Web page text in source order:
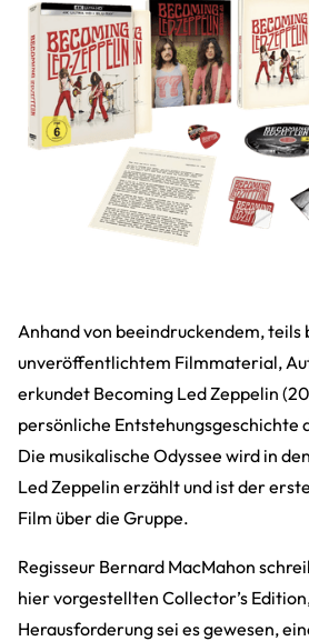
Anhand von beeindruckendem, teils
unveröffentlichtem Filmmaterial,
erkundet Becoming Led Zeppelin
persönliche Entstehungsgeschichte
Die musikalische Odyssee wird in
Led Zeppelin erzählt und ist der
Film über die Gruppe.
Regisseur Bernard MacMahon
hier vorgestellten Collector’s
Herausforderung sei es gewesen,